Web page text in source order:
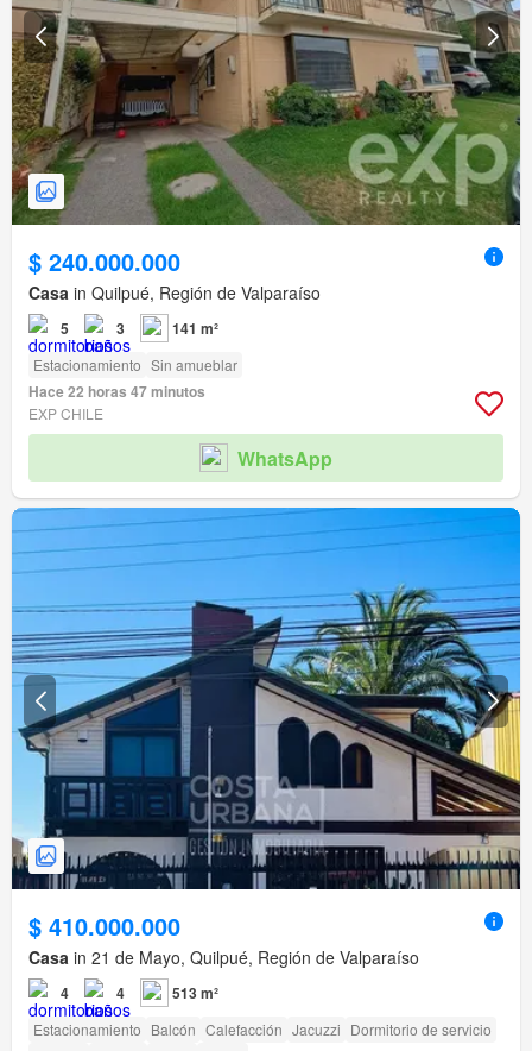
$ 240.000.000
Casa in Quilpué, Región de Valparaíso
5 3 141 m²
Estacionamiento Sin amueblar
Hace 22 horas 47 minutos
EXP CHILE
WhatsApp
$ 410.000.000
Casa in 21 de Mayo, Quilpué, Región de Valparaíso
4 4 513 m²
Estacionamiento Balcón Calefacción Jacuzzi Dormitorio de servicio